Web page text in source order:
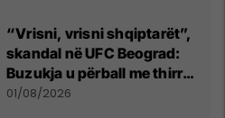
“Vrisni, vrisni shqiptarët”,
skandal në UFC Beograd:
Buzukja u përball me thirrje
anti-shqiptare nga
01/08/2026